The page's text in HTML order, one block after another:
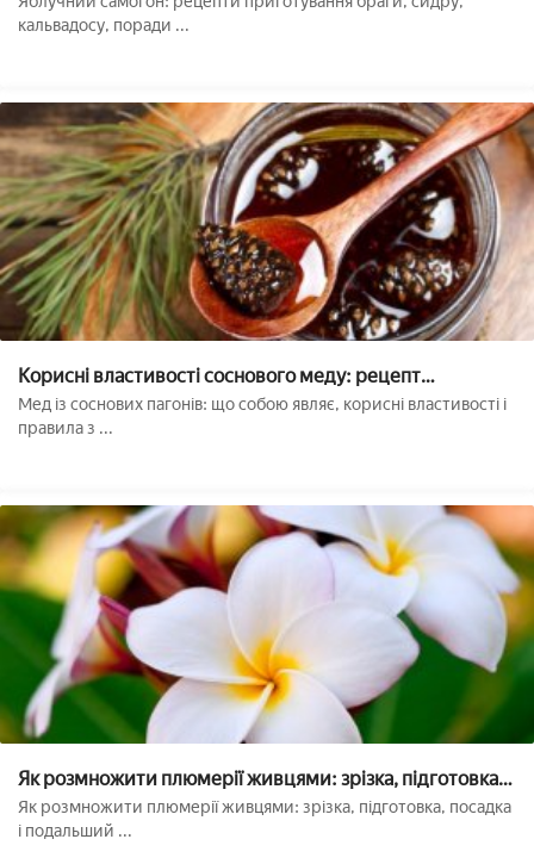
кальвадосу, поради ...
Корисні властивості соснового меду: рецепт
приготування продукту з соснових пагонів
Мед із соснових пагонів: що собою являє, корисні властивості і
правила з ...
Як розмножити плюмерії живцями: зрізка, підготовка,
посадка і подальший догляд
Як розмножити плюмерії живцями: зрізка, підготовка, посадка
і подальший ...